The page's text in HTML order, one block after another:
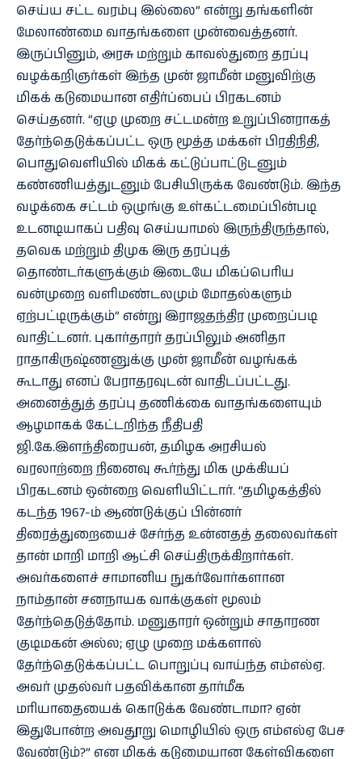
செய்ய சட்ட வரம்பு இல்லை” என்று தங்களின்
மேலாண்மை வாதங்களை முன்வைத்தனர்.
இருப்பினும், அரசு மற்றும் காவல்துறை தரப்பு
வழக்கறிஞர்கள் இந்த முன் ஜாமீன் மனுவிற்கு
மிகக் கடுமையான எதிர்ப்பைப் பிரகடனம்
செய்தனர். “ஏழு முறை சட்டமன்ற உறுப்பினராகத்
தேர்ந்தெடுக்கப்பட்ட ஒரு மூத்த மக்கள் பிரதிநிதி,
பொதுவெளியில் மிகக் கட்டுப்பாட்டுடனும்
கண்ணியத்துடனும் பேசியிருக்க வேண்டும். இந்த
வழக்கை சட்டம் ஒழுங்கு உள்கட்டமைப்பின்படி
உடனடியாகப் பதிவு செய்யாமல் இருந்திருந்தால்,
தவெக மற்றும் திமுக இரு தரப்புத்
தொண்டர்களுக்கும் இடையே மிகப்பெரிய
வன்முறை வளிமண்டலமும் மோதல்களும்
ஏற்பட்டிருக்கும்” என்று இராஜதந்திர முறைப்படி
வாதிட்டனர். புகார்தாரர் தரப்பிலும் அனிதா
ராதாகிருஷ்ணனுக்கு முன் ஜாமீன் வழங்கக்
கூடாது எனப் பேராதரவுடன் வாதிடப்பட்டது.
அனைத்துத் தரப்பு தணிக்கை வாதங்களையும்
ஆழமாகக் கேட்டறிந்த நீதிபதி
ஜி.கே.இளந்திரையன், தமிழக அரசியல்
வரலாற்றை நினைவு கூர்ந்து மிக முக்கியப்
பிரகடனம் ஒன்றை வெளியிட்டார். “தமிழகத்தில்
கடந்த 1967-ம் ஆண்டுக்குப் பின்னர்
திரைத்துறையைச் சேர்ந்த உன்னதத் தலைவர்கள்
தான் மாறி மாறி ஆட்சி செய்திருக்கிறார்கள்.
அவர்களைச் சாமானிய நுகர்வோர்களான
நாம்தான் சனநாயக வாக்குகள் மூலம்
தேர்ந்தெடுத்தோம். மனுதாரர் ஒன்றும் சாதாரண
குடிமகன் அல்ல; ஏழு முறை மக்களால்
தேர்ந்தெடுக்கப்பட்ட பொறுப்பு வாய்ந்த எம்எல்ஏ.
அவர் முதல்வர் பதவிக்கான தார்மீக
மரியாதையைக் கொடுக்க வேண்டாமா? ஏன்
இதுபோன்ற அவதூறு மொழியில் ஒரு எம்எல்ஏ பேச
வேண்டும்?” என மிகக் கடுமையான கேள்விகளை